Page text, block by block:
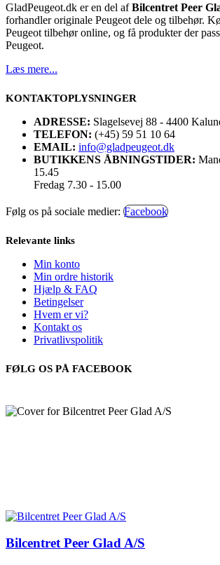
GladPeugeot.dk er en del afBilcentret Peer
forhandler originale Peugeot dele og tilbehør.
Peugeot tilbehør online, og få produkter der
Peugeot.
Læs mere...
KONTAKTOPLYSNINGER
ADRESSE: Slagelsevej 88 - 4400
TELEFON: (+45) 59 51 10 64
EMAIL: info@gladpeugeot.dk
BUTIKKENS ÅBNINGSTIDER:
15.45
Fredag 7.30 - 15.00
Følg os på sociale medier: Facebook
Relevante links
Min konto
Min ordre historik
Hjælp & FAQ
Betingelser
Hvem er vi?
Kontakt os
Privatlivspolitik
FØLG OS PÅ FACEBOOK
Bilcentret Peer Glad A/S